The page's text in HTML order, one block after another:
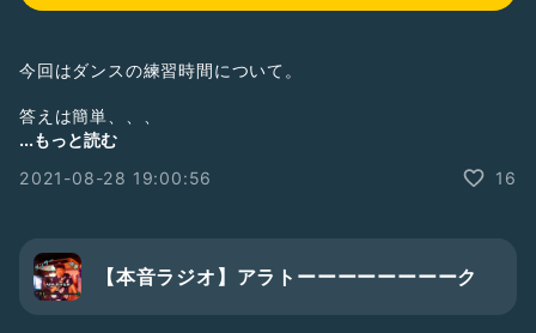
今回はダンスの練習時間について。
答えは簡単、、、
長すぎないこと！！笑
だらだら長すぎず、短期集中で行った方が
中身の濃い練習ができます！
...もっと読む
2021-08-28 19:00:56
16
【本音ラジオ】アラトーーーーーーーーク